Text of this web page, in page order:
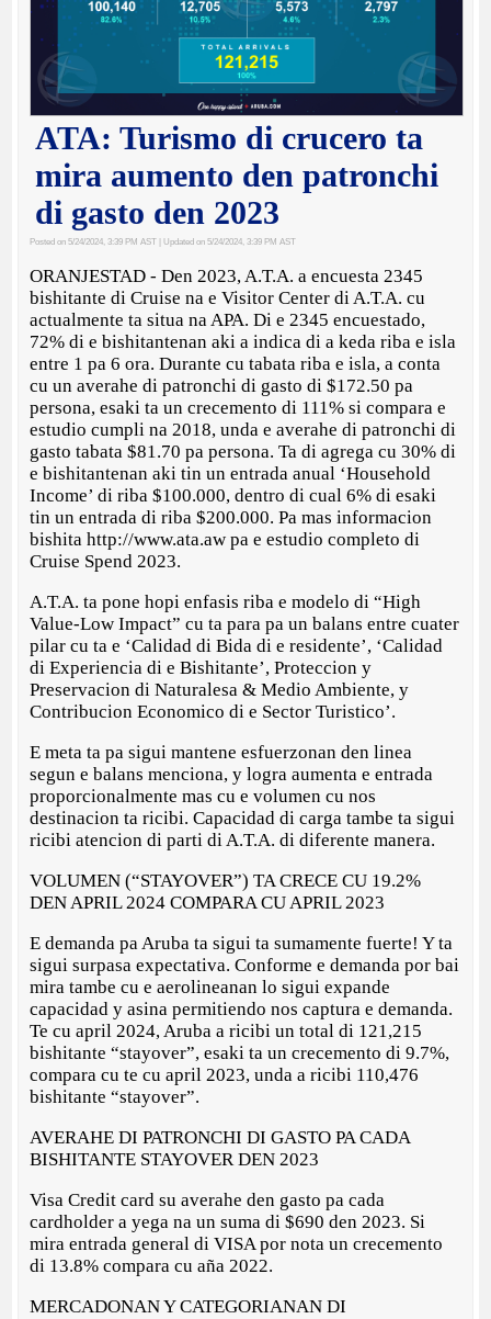
ATA: Turismo di crucero ta
mira aumento den patronchi
di gasto den 2023
Posted on 5/24/2024, 3:39 PM AST | Updated on 5/24/2024, 3:39 PM AST
ORANJESTAD - Den 2023, A.T.A. a encuesta 2345
bishitante di Cruise na e Visitor Center di A.T.A. cu
actualmente ta situa na APA. Di e 2345 encuestado,
72% di e bishitantenan aki a indica di a keda riba e isla
entre 1 pa 6 ora. Durante cu tabata riba e isla, a conta
cu un averahe di patronchi di gasto di $172.50 pa
persona, esaki ta un crecemento di 111% si compara e
estudio cumpli na 2018, unda e averahe di patronchi di
gasto tabata $81.70 pa persona. Ta di agrega cu 30% di
e bishitantenan aki tin un entrada anual ‘Household
Income’ di riba $100.000, dentro di cual 6% di esaki
tin un entrada di riba $200.000. Pa mas informacion
bishita http://www.ata.aw pa e estudio completo di
Cruise Spend 2023.
A.T.A. ta pone hopi enfasis riba e modelo di “High
Value-Low Impact” cu ta para pa un balans entre cuater
pilar cu ta e ‘Calidad di Bida di e residente’, ‘Calidad
di Experiencia di e Bishitante’, Proteccion y
Preservacion di Naturalesa & Medio Ambiente, y
Contribucion Economico di e Sector Turistico’.
E meta ta pa sigui mantene esfuerzonan den linea
segun e balans menciona, y logra aumenta e entrada
proporcionalmente mas cu e volumen cu nos
destinacion ta ricibi. Capacidad di carga tambe ta sigui
ricibi atencion di parti di A.T.A. di diferente manera.
VOLUMEN (“STAYOVER”) TA CRECE CU 19.2%
DEN APRIL 2024 COMPARA CU APRIL 2023
E demanda pa Aruba ta sigui ta sumamente fuerte! Y ta
sigui surpasa expectativa. Conforme e demanda por bai
mira tambe cu e aerolineanan lo sigui expande
capacidad y asina permitiendo nos captura e demanda.
Te cu april 2024, Aruba a ricibi un total di 121,215
bishitante “stayover”, esaki ta un crecemento di 9.7%,
compara cu te cu april 2023, unda a ricibi 110,476
bishitante “stayover”.
AVERAHE DI PATRONCHI DI GASTO PA CADA
BISHITANTE STAYOVER DEN 2023
Visa Credit card su averahe den gasto pa cada
cardholder a yega na un suma di $690 den 2023. Si
mira entrada general di VISA por nota un crecemento
di 13.8% compara cu aña 2022.
MERCADONAN Y CATEGORIANAN DI